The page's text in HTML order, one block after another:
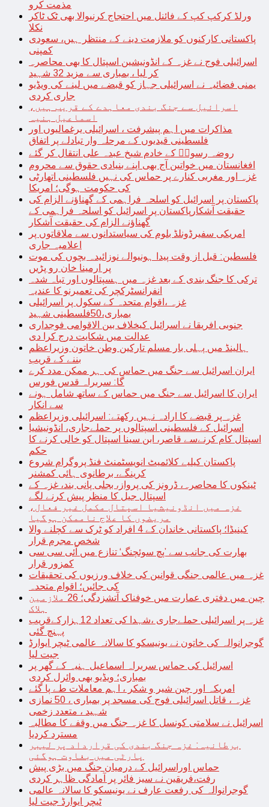
مذمت کرو
ورلڈ کرکپ کپ کے فائنل میں احتجاج کرنیوالا بھی ٹک ٹاکر
نکلا
پاکستانی کارکنوں کو ملازمت دینے کے منتظر ہیں، سعودی
کمپنی
اسرائیلی فوج نے غزہ کے انڈونیشین اسپتال کا بھی محاصرہ
کر لیا ، بمباری سے مزید 32 شہید
یمنی فضائیہ نے اسرائیلی جہاز کو قبضے میں لینے کی ویڈیو
جاری کردی
اسرائیل سے جنگ بندی معاہدے کے قریب ہیں،
اسماعیل ہنیہ
مذاکرات میں اہم پیشرفت ، اسرائیلی یرغمالیوں اور
فلسطینی قیدیوں کے مرحلہ وار تبادلے پر اتفاق
روضہ رسولؐ کے خادم شیخ عبدہ علی انتقال کر گئے
افغانستان میں خواتین آج بھی اپنے بنیادی حقوق سے محروم
غزہ اور مغربی کنارے پر حماس کی نہیں فلسطینی اتھارٹی
کی حکومت ہوگی؛ امریکا
پاکستان پر اسرائیل کو اسلحہ فراہمی کے گھناؤنے الزام کی
حقیقت آشکارپاکستان پر اسرائیل کو اسلحہ فراہمی کے
گھناؤنے الزام کی حقیقت آشکار
امریکی سفیرڈونلڈ بلوم کی سیاستدانوں سے ملاقاتوں پر
اعلامیہ جاری
فلسطین: قبل از وقت پیدا ہونیوالے نوزائیدہ بچوں کی موت
پر ارمینا خان رو پڑیں
ترکی کا جنگ بندی کے بعد غزہ میں ہسپتالوں اور تباہ شدہ
انفرانسٹرکچر کی تعمیرنو کا عندیہ
غزہ ،اقوام متحدہ کے سکول پر اسرائیلی
بمباری،50فلسطینی شہید
جنوبی افریقا نے اسرائیل کیخلاف بین الاقوامی فوجداری
عدالت میں شکایت درج کرا دی
ہالینڈ میں پہلی بار مسلم تارکین وطن خاتون وزیراعظم
بننے کے قریب
ایران اسرائیل سے جنگ میں حماس کی ہر ممکن مدد کرے
گا: سربراہ قدس فورس
ایران کا اسرائیل سے جنگ میں حماس کے ساتھ شامل ہونے
سے انکار
غزہ پر قبضے کا ارادہ نہیں رکھتے: اسرائیلی وزیراعظم
اسرائیل کے فلسطینی اسپتالوں پر حملےجاری، انڈونیشیا
اسپتال کام کرنےسے قاصر، ابن سینا اسپتال کو خالی کرنے کا
حکم
پاکستان کیلیے کلائمیٹ انویسٹمنٹ فنڈ پروگرام شروع
کرینگے، برطانوی ہائی کمشنر
ٹینکوں کا محاصرہ، ڈرونز کی پرواز، بجلی پانی بند، غزہ کے
اسپتال جیل کا منظر پیش کرنے لگے
غزہ میں انڈونیشیا اسپتال مکمل غیر فعال،
مریضوں کا علاج ناممکن ہوگیا
کینیڈا؛ پاکستانی خاندان کے 4 افراد کو ٹرک سے کچلنے والا
شخص مجرم قرار
بھارت کی جانب سے ’پچ سوئچنگ‘ تنازع میں آئی سی سی
کمزور قرار
غزہ میں عالمی جنگی قوانین کی خلاف ورزیوں کی تحقیقات
کی جائیں؛ اقوام متحدہ
چین میں دفتری عمارت میں خوفناک آتشزدگی؛ 26 ملازمین
ہلاک
غزہ پر اسرائیلی حملےجاری ،شہدا کی تعداد 12ہزارکےقریب
پہنچ گئی
گوجرانوالہ کی خاتون نے یونیسکو کا سالانہ عالمی ٹیچر ایوارڈ
جیت لیا
اسرائیل کی حماس سربراہ اسماعیل ہنیہ کے گھر پر
بمباری؛ ویڈیو بھی وائرل کردی
امریکہ اور چین شیر و شکر ، اہم معاملات طے پا گئے
غزہ ، قاتل اسرائیلی فوج کی مسجد پر بمباری ، 50 نمازی
شہید ، متعدد زخمی
اسرائیل نے سلامتی کونسل کا غزہ جنگ میں وقفے کا مطالبہ
مسترد کردیا
برطانیہ: غزہ جنگ بندی کی قرارداد پر لیبر
پارٹی میں بغاوت ہوگئی
حماس اوراسرائیل کے درمیان جنگ میں بڑی پیش
رفت،فریقین نے سیز فائر پر آمادگی ظاہر کردی
گوجرانوالہ کی رفعت عارف نے یونیسکو کا سالانہ عالمی
ٹیچر ایوارڈ جیت لیا